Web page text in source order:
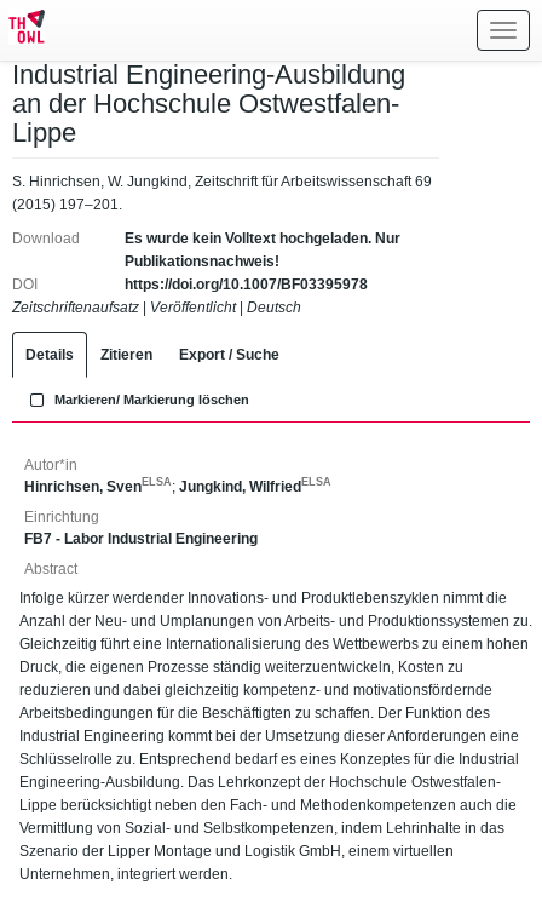
Industrial Engineering-Ausbildung
an der Hochschule Ostwestfalen-
Lippe
S. Hinrichsen, W. Jungkind, Zeitschrift für Arbeitswissenschaft 69
(2015) 197–201.
Download
Es wurde kein Volltext hochgeladen. Nur
Publikationsnachweis!
DOI
https://doi.org/10.1007/BF03395978
Zeitschriftenaufsatz
Veröffentlicht| Deutsch
Details Zitieren Export / Suche
Markieren/ Markierung löschen
Autor*in
Hinrichsen, Sven ELSA ; Jungkind, Wilfried ELSA
Einrichtung
FB7 - Labor Industrial Engineering
Abstract
Infolge kürzer werdender Innovations- und Produktlebenszyklen nimmt die
Anzahl der Neu- und Umplanungen von Arbeits- und Produktionssystemen zu.
Gleichzeitig führt eine Internationalisierung des Wettbewerbs zu einem hohen
Druck, die eigenen Prozesse ständig weiterzuentwickeln, Kosten zu
reduzieren und dabei gleichzeitig kompetenz- und motivationsfördernde
Arbeitsbedingungen für die Beschäftigten zu schaffen. Der Funktion des
Industrial Engineering kommt bei der Umsetzung dieser Anforderungen eine
Schlüsselrolle zu. Entsprechend bedarf es eines Konzeptes für die Industrial
Engineering-Ausbildung. Das Lehrkonzept der Hochschule Ostwestfalen-
Lippe berücksichtigt neben den Fach- und Methodenkompetenzen auch die
Vermittlung von Sozial- und Selbstkompetenzen, indem Lehrinhalte in das
Szenario der Lipper Montage und Logistik GmbH, einem virtuellen
Unternehmen, integriert werden.